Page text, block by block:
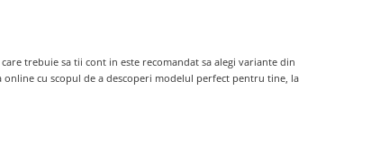
trebuie sa tii cont in este recomandat sa alegi variante din
cu scopul de a descoperi modelul perfect pentru tine, la